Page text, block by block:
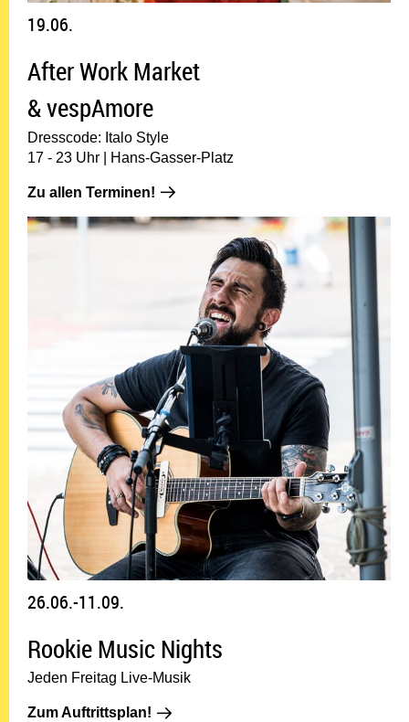
19.06.
After Work Market
& vespAmore
Dresscode: Italo Style
17 - 23 Uhr | Hans-Gasser-Platz
Zu allen Terminen! Zu allen Terminen!: 19.06.
26.06.-11.09.
Rookie Music Nights
Jeden Freitag Live-Musik
Zum Auftrittsplan! Zum Auftrittsplan!: 26.06.-11.09.